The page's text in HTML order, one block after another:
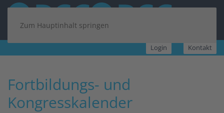
Zum Hauptinhalt springen
Login Kontakt
Fortbildungs- und
Kongresskalender